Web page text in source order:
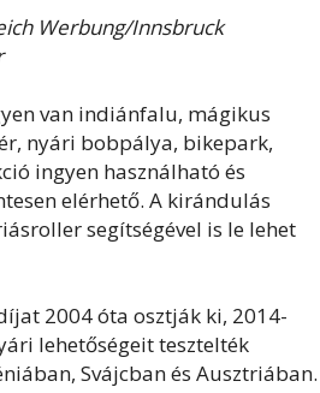
Werbung/Innsbruck
van indiánfalu, mágikus
nyári bobpálya, bikepark,
ingyen használható és
elérhető. A kirándulás
segítségével is le lehet
2004 óta osztják ki, 2014-
lehetőségeit tesztelték
Svájcban és Ausztriában.